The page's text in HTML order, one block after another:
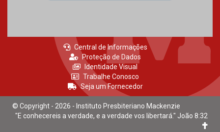
Central de Informações
Proteção de Dados
Identidade Visual
Trabalhe Conosco
Seja um Fornecedor
© Copyright - 2026 - Instituto Presbiteriano Mackenzie
"E conhecereis a verdade, e a verdade vos libertará." João 8:32